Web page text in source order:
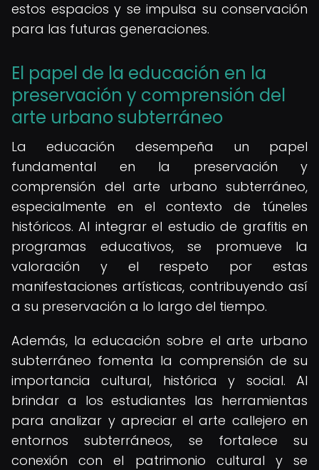
estos espacios y se impulsa su conservación
para las futuras generaciones.
El papel de la educación en la
preservación y comprensión del
arte urbano subterráneo
La educación desempeña un papel
fundamental en la preservación y
comprensión del arte urbano subterráneo,
especialmente en el contexto de túneles
históricos. Al integrar el estudio de grafitis en
programas educativos, se promueve la
valoración y el respeto por estas
manifestaciones artísticas, contribuyendo así
a su preservación a lo largo del tiempo.
Además, la educación sobre el arte urbano
subterráneo fomenta la comprensión de su
importancia cultural, histórica y social. Al
brindar a los estudiantes las herramientas
para analizar y apreciar el arte callejero en
entornos subterráneos, se fortalece su
conexión con el patrimonio cultural y se